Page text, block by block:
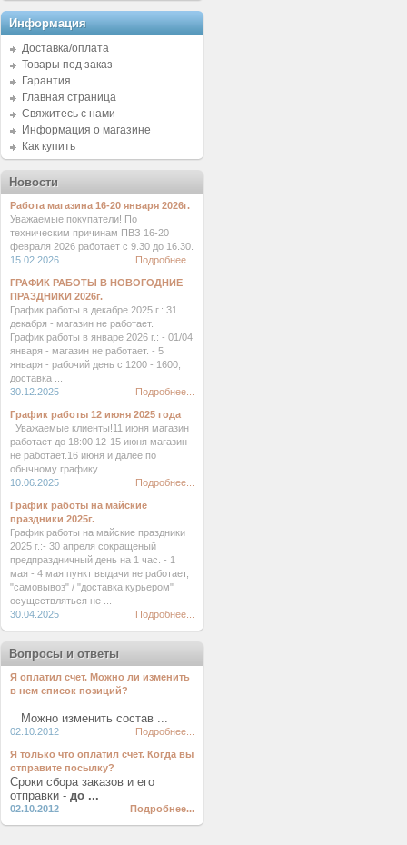
Информация
Доставка/оплата
Товары под заказ
Гарантия
Главная страница
Свяжитесь с нами
Информация о магазине
Как купить
Новости
Работа магазина 16-20 января 2026г.
Уважаемые покупатели! По
техническим причинам ПВЗ 16-20
февраля 2026 работает с 9.30 до 16.30.
15.02.2026
Подробнее...
ГРАФИК РАБОТЫ В НОВОГОДНИЕ
ПРАЗДНИКИ 2026г.
График работы в декабре 2025 г.: 31
декабря - магазин не работает.
График работы в январе 2026 г.: - 01/04
января - магазин не работает. - 5
января - рабочий день с 1200 - 1600,
доставка ...
30.12.2025
Подробнее...
График работы 12 июня 2025 года
Уважаемые клиенты!11 июня магазин
работает до 18:00.12-15 июня магазин
не работает.16 июня и далее по
обычному графику. ...
10.06.2025
Подробнее...
График работы на майские
праздники 2025г.
График работы на майские праздники
2025 г.:- 30 апреля сокращеный
предпраздничный день на 1 час. - 1
мая - 4 мая пункт выдачи не работает,
"самовывоз" / "доставка курьером"
осуществляться не ...
30.04.2025
Подробнее...
Вопросы и ответы
Я оплатил счет. Можно ли изменить
в нем список позиций?
Можно изменить состав ...
02.10.2012 Подробнее...
Я только что оплатил счет. Когда вы
отправите посылку?
Сроки сбора заказов и его
отправки - до ...
02.10.2012 Подробнее...